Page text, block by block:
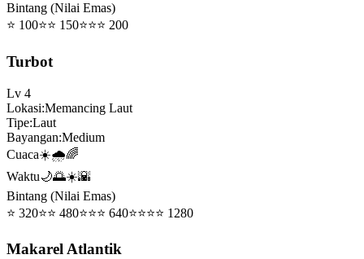
Bintang (Nilai Emas)
⭐ 100⭐⭐ 150⭐⭐⭐ 200
Turbot
Lv 4
Lokasi:Memancing Laut
Tipe:Laut
Bayangan:Medium
Cuaca☀️🌧️🌈
Waktu🌙🌅☀️🌇
Bintang (Nilai Emas)
⭐ 320⭐⭐ 480⭐⭐⭐ 640⭐⭐⭐⭐ 1280
Makarel Atlantik